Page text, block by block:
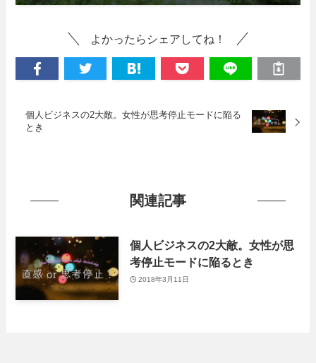
よかったらシェアしてね！
個人ビジネスの2大敵。女性が思考停止モードに陥る
とき
関連記事
個人ビジネスの2大敵。女性が思
考停止モードに陥るとき
2018年3月11日